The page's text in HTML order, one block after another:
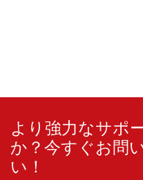
より強力なサポ
か？今すぐお問
い！